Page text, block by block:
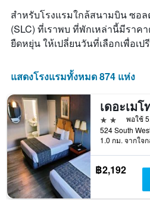
ห้อง
พัก
สำหรับโรงแรมใกล้สนามบิน ซอล
(SLC) ที่เราพบ ที่พักเหล่านี้มีรา
ยืดหยุ่น ให้เปลี่ยนวันที่เลือกเพื่อเป
แสดงโรงแรมทั้งหมด 874 แห่ง
2 ดาว
พอใช้
1.0 กม. จากใจก
฿2,192